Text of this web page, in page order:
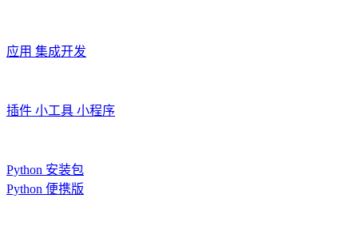
应用 集成开发
插件 小工具 小程序
Python 安装包
Python 便携版